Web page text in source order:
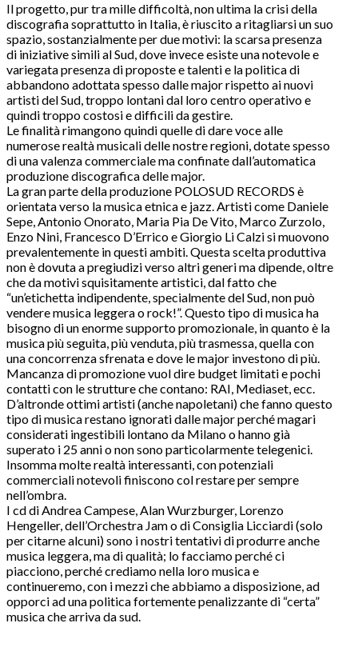
Il progetto, pur tra mille difficoltà, non ultima la crisi della
discografia soprattutto in Italia, è riuscito a ritagliarsi un suo
spazio, sostanzialmente per due motivi: la scarsa presenza
di iniziative simili al Sud, dove invece esiste una notevole e
variegata presenza di proposte e talenti e la politica di
abbandono adottata spesso dalle major rispetto ai nuovi
artisti del Sud, troppo lontani dal loro centro operativo e
quindi troppo costosi e difficili da gestire.
Le finalità rimangono quindi quelle di dare voce alle
numerose realtà musicali delle nostre regioni, dotate spesso
di una valenza commerciale ma confinate dall’automatica
produzione discografica delle major.
La gran parte della produzione POLOSUD RECORDS è
orientata verso la musica etnica e jazz. Artisti come Daniele
Sepe, Antonio Onorato, Maria Pia De Vito, Marco Zurzolo,
Enzo Nini, Francesco D’Errico e Giorgio Li Calzi si muovono
prevalentemente in questi ambiti. Questa scelta produttiva
non è dovuta a pregiudizi verso altri generi ma dipende, oltre
che da motivi squisitamente artistici, dal fatto che
“un’etichetta indipendente, specialmente del Sud, non può
vendere musica leggera o rock!”. Questo tipo di musica ha
bisogno di un enorme supporto promozionale, in quanto è la
musica più seguita, più venduta, più trasmessa, quella con
una concorrenza sfrenata e dove le major investono di più.
Mancanza di promozione vuol dire budget limitati e pochi
contatti con le strutture che contano: RAI, Mediaset, ecc.
D’altronde ottimi artisti (anche napoletani) che fanno questo
tipo di musica restano ignorati dalle major perché magari
considerati ingestibili lontano da Milano o hanno già
superato i 25 anni o non sono particolarmente telegenici.
Insomma molte realtà interessanti, con potenziali
commerciali notevoli finiscono col restare per sempre
nell’ombra.
I cd di Andrea Campese, Alan Wurzburger, Lorenzo
Hengeller, dell’Orchestra Jam o di Consiglia Licciardi (solo
per citarne alcuni) sono i nostri tentativi di produrre anche
musica leggera, ma di qualità; lo facciamo perché ci
piacciono, perché crediamo nella loro musica e
continueremo, con i mezzi che abbiamo a disposizione, ad
opporci ad una politica fortemente penalizzante di “certa”
musica che arriva da sud.